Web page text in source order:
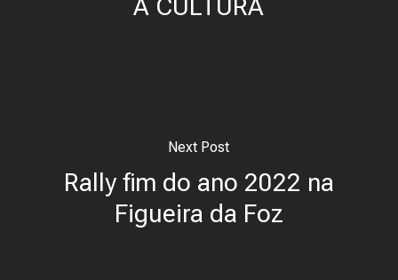
A CULTURA
Next Post
Rally fim do ano 2022 na
Figueira da Foz